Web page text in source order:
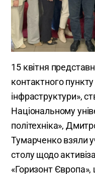
15 квітня
контактного
інфраструктури»,
Національному
політехніка»,
Тумарченко взяли
столу щодо
«Горизонт Європа»,